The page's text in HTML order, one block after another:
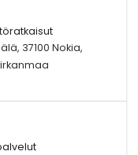
37100 Nokia,